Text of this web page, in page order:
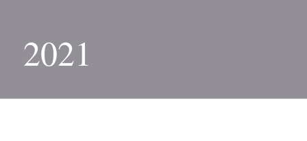
2021